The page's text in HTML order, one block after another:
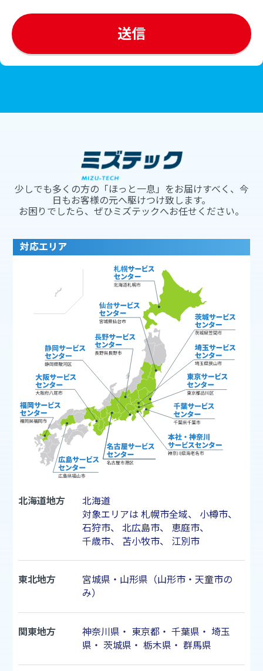
少しでも多くの方の「ほっと一息」をお届けすべく、今
日もお客様の元へ駆けつけ致します。
お困りでしたら、ぜひミズテックへお任せください。
対応エリア
北海道地方
北海道
対象エリアは 札幌市全域、 小樽市、
石狩市、 北広島市、 恵庭市、
千歳市、 苫小牧市、 江別市
東北地方
宮城県・山形県（山形市・天童市の
み）
関東地方 神奈川県 ・ 東京都・ 千葉県 ・ 埼玉
県 ・ 茨城県 ・ 栃木県 ・ 群馬県